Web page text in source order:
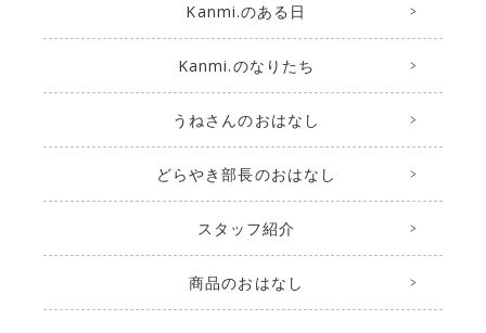
Kanmi.のある日
Kanmi.のなりたち
うねさんのおはなし
どらやき部長のおはなし
スタッフ紹介
商品のおはなし